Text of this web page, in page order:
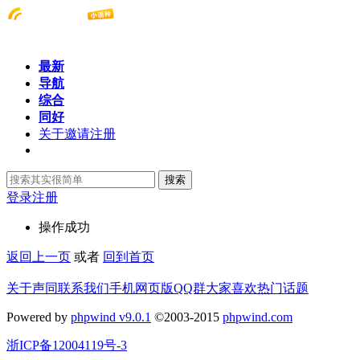
最新
导航
综合
同好
关于邀请注册
搜索
登录注册
操作成功
返回上一页 或者 回到首页
关于声同联系我们手机网页版QQ群大家喜欢热门话题
Powered by phpwind v9.0.1 ©2003-2015 phpwind.com
浙ICP备12004119号-3